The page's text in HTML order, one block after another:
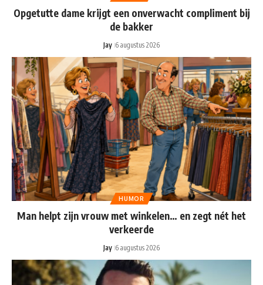
Opgetutte dame krijgt een onverwacht compliment bij
de bakker
Jay 6 augustus 2026
HUMOR
Man helpt zijn vrouw met winkelen… en zegt nét het
verkeerde
Jay 6 augustus 2026